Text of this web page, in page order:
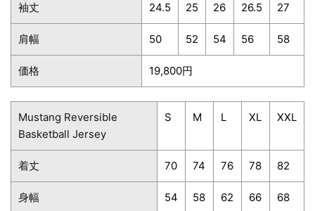
袖丈 24.5 25 26 26.5 27
肩幅 50 52 54 56 58
価格 19,800円
Mustang Reversible
Basketball Jersey
S M L XL XXL
着丈 70 74 76 78 82
身幅 54 58 62 66 68